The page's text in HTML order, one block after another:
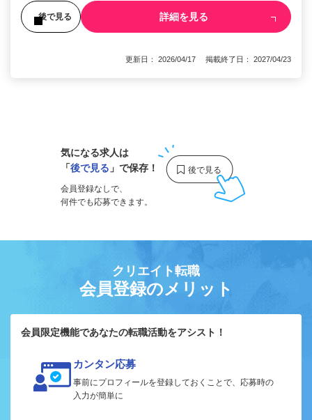
後で見る 詳細を見る
更新日： 2026/04/17 掲載終了日： 2027/04/23
気になる求人は
「後で見る 」で保存！
会員登録なしで、
何件でも応募できます。
クリエイト転職
会員登録のメリット
会員限定機能であなたの転職活動をアシスト！
カンタン応募
事前にプロフィールを登録しておくことで、応募時の
入力が簡単に